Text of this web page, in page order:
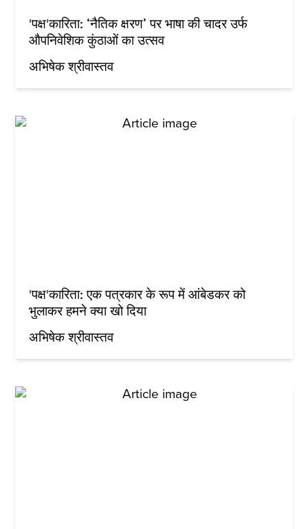
'पक्ष'कारिता: ‘नैतिक क्षरण’ पर भाषा की चादर उर्फ
औपनिवेशिक कुंठाओं का उत्‍सव
अभिषेक श्रीवास्तव
'पक्ष'कारिता: एक पत्रकार के रूप में आंबेडकर को
भुलाकर हमने क्‍या खो दिया
अभिषेक श्रीवास्तव